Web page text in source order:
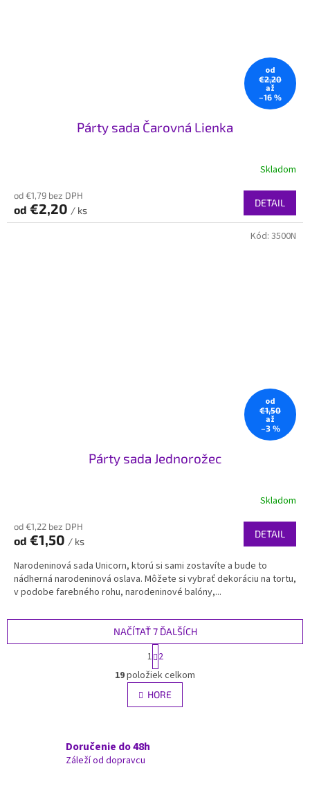
od
€2,20
až
–16 %
Párty sada Čarovná Lienka
Skladom
od €1,79 bez DPH
od €2,20 / ks
DETAIL
od
€1,50
až
–3 %
Párty sada Jednorožec
Skladom
od €1,22 bez DPH
od €1,50 / ks
DETAIL
Narodeninová sada Unicorn, ktorú si sami zostavíte a bude to
nádherná narodeninová oslava. Môžete si vybrať dekoráciu na tortu,
v podobe farebného rohu, narodeninové balóny,...
Kód: 3500N
O
v
l
á
NAČÍTAŤ 7 ĎALŠÍCH
S
t
r
á
n
k
1 2
19položiek celkom
HORE
Doručenie do 48h
Záleží od dopravcu